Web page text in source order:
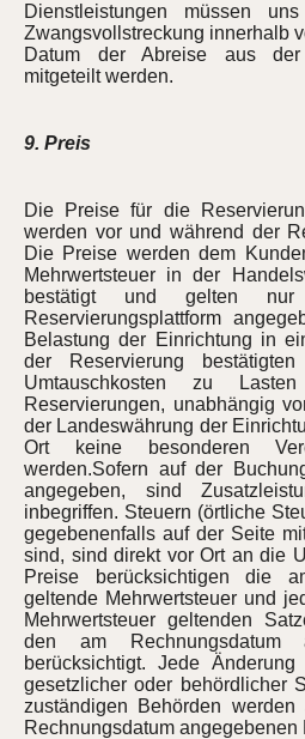
Dienstleistungen müssen
Zwangsvollstreckung innerhalb
Datum der Abreise aus der
mitgeteilt werden.
9. Preis
Die Preise für die
werden vor und während der
Die Preise werden dem
Mehrwertsteuer in der
bestätigt und gelten
Reservierungsplattform
Belastung der Einrichtung in
der Reservierung
Umtauschkosten zu
Reservierungen, unabhängig
der Landeswährung der
Ort keine besonderen
werden.Sofern auf der
angegeben, sind
inbegriffen. Steuern (örtliche
gegebenenfalls auf der Seite
sind, sind direkt vor Ort an die
Preise berücksichtigen die
geltende Mehrwertsteuer und
Mehrwertsteuer geltenden
den am Rechnungsdatum
berücksichtigt. Jede
gesetzlicher oder behördlicher
zuständigen Behörden
Rechnungsdatum angegebenen